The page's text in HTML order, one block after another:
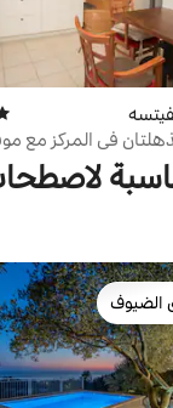
في المركز مع
الضيوف
الضيوف